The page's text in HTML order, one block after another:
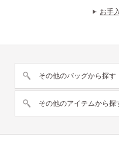
お手
その他のバッグから探す
その他のアイテムから探